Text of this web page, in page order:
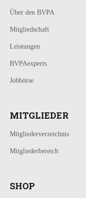
Über den BVPA
Mitgliedschaft
Leistungen
BVPAexperts
Jobbörse
MITGLIEDER
Mitgliederverzeichnis
Mitgliederbereich
SHOP